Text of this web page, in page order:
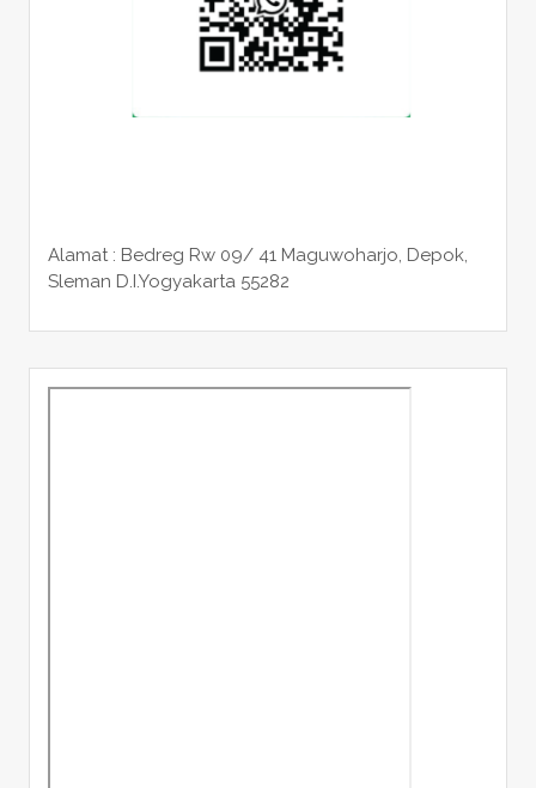
Alamat : Bedreg Rw 09/ 41 Maguwoharjo, Depok,
Sleman D.I.Yogyakarta 55282